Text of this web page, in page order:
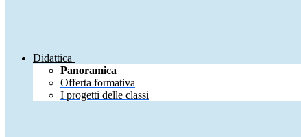
Didattica
Panoramica
Offerta formativa
I progetti delle classi